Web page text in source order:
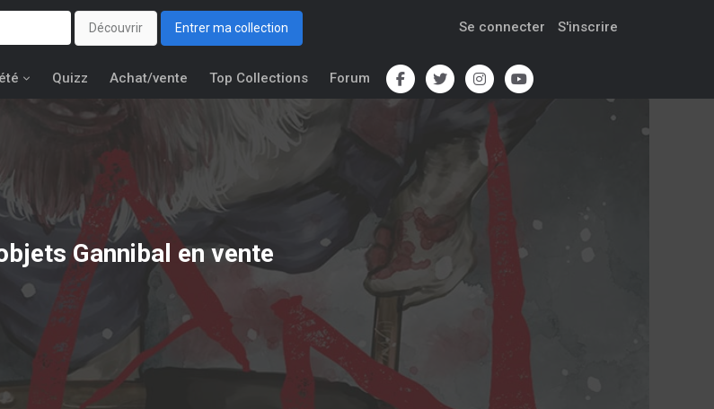
Découvrir Entrer ma collection Se connecter S'inscrire
Quizz Achat/vente Top Collections Forum
Gannibal en vente